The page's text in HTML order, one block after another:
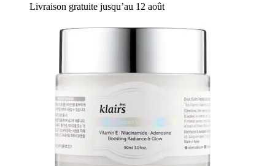
Livraison gratuite jusqu’au 12 août